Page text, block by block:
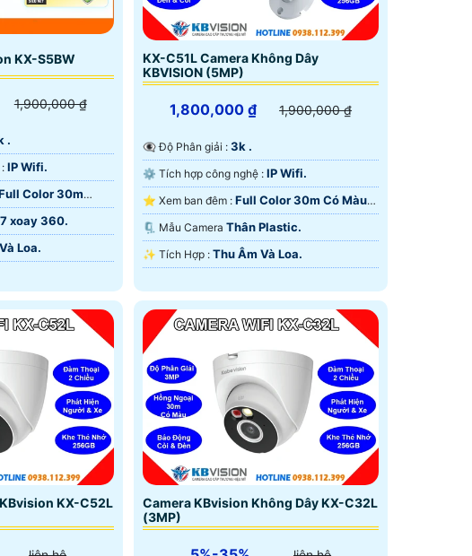
KX-S5BW
1,900,000 ₫
.
🕉️ Công Nghệ Hình Ảnh : IP Wifi.
Color 30m
xoay 360.
Loa.
KX-C51L Camera Không Dây
KBVISION (5MP)
1,800,000 ₫ 1,900,000 ₫
👁️‍🗨 Độ Phân giải : 3k .
⚙ Tích hợp công nghệ : IP Wifi.
⭐ Xem ban đêm : Full Color 30m Có Màu
Ban Ðêm.
🗜️ Mẫu Camera Thân Plastic.
️✨ Tích Hợp : Thu Âm Và Loa.
KX-C52L
Camera KBvision Không Dây KX-C32L
(3MP)